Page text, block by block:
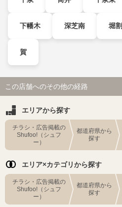
下幡木 深芝南 堀割
賀
この店舗へのその他の経路
エリアから探す
チラシ・広告掲載の
Shufoo!（シュフ
ー）
都道府県から
探す
エリア×カテゴリから探す
チラシ・広告掲載の
Shufoo!（シュフ
ー）
都道府県から
探す